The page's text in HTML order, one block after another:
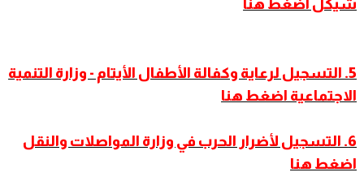
شيكل اضغط هنا
5. التسجيل لرعاية وكفالة الأطفال الأيتام - وزارة التنمية
الاجتماعية اضغط هنا
6. التسجيل لأضرار الحرب في وزارة المواصلات والنقل
اضغط هنا